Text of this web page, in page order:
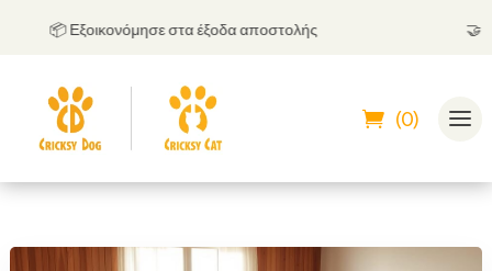
📦 Εξοικονόμησε στα έξοδα αποστολής
(0)